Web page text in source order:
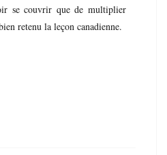
se couvrir que de multiplier
retenu la leçon canadienne.